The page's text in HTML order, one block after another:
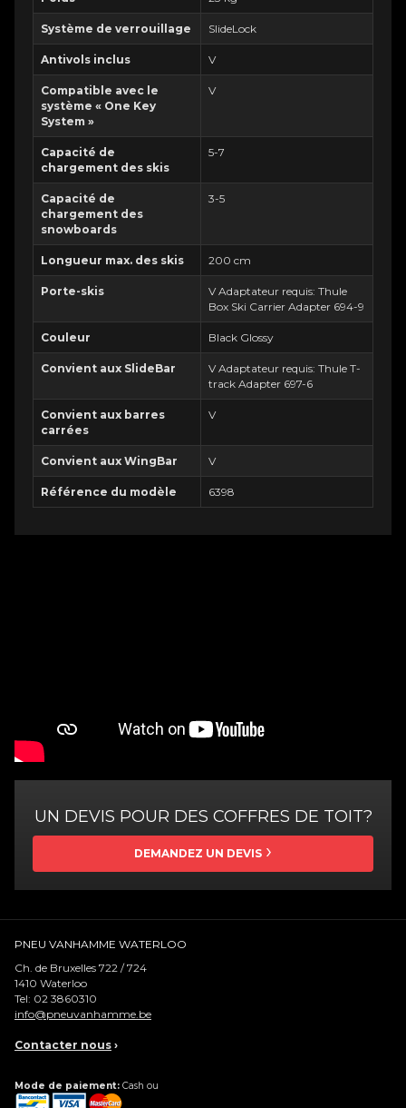
Système de verrouillage SlideLock
Antivols inclus V
Compatible avec le
système « One Key
System »
V
Capacité de
chargement des skis
5-7
Capacité de
chargement des
snowboards
3-5
Longueur max. des skis 200 cm
Porte-skis
V Adaptateur requis: Thule
Box Ski Carrier Adapter 694-9
Couleur Black Glossy
Convient aux SlideBar
V Adaptateur requis: Thule T-
track Adapter 697-6
Convient aux barres
carrées
V
Convient aux WingBar V
Référence du modèle 6398
UN DEVIS POUR DES COFFRES DE TOIT?
DEMANDEZ UN DEVIS
PNEU VANHAMME WATERLOO
Ch. de Bruxelles 722 / 724
1410 Waterloo
Tel: 02 3860310
info@pneuvanhamme.be
Contacter nous ›
Mode de paiement: Cash ou